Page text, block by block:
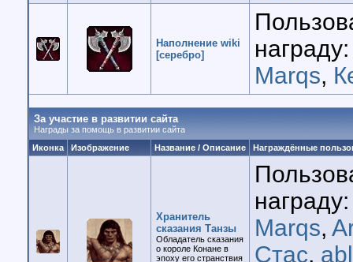
Наполнение wiki
[серебро]
Marqs,
За участие в развитии сайта
Награды за помощь в развитии сайта
Иконка
Изображение Название / Описание Награждённые
Хранитель
сказания Танзы
Обладатель сказания
о короле Конане в
эпоху его странствия
Marqs,
Стас,